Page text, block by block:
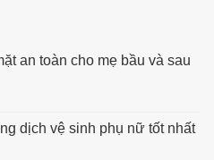
an toàn cho mẹ bầu và sau
dịch vệ sinh phụ nữ tốt nhất